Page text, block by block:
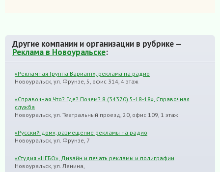
Другие компании и организации в рубрике —
Реклама в Новоуральске:
«Рекламная Группа Вариант», реклама на радио
Новоуральск, ул. Фрунзе, 5, офис 314, 4 этаж
«Справочная Что? Где? Почем? 8 (34370) 5-18-18», Справочная
служба
Новоуральск, ул. Театральный проезд, 20, офис 109, 1 этаж
«Русский дом», размещение рекламы на радио
Новоуральск, ул. Фрунзе, 7
«Студия «НЕБО», Дизайн и печать рекламы и полиграфии
Новоуральск, ул. Ленина,